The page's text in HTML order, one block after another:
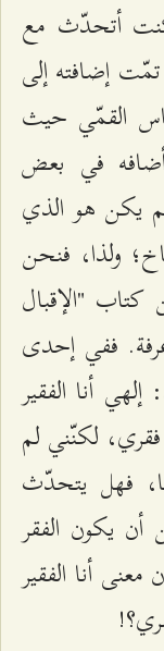
كنت أتحدّث مع
إضافته إلى
القمّي حيث
في بعض
يكن هو الذي
ولذا، فنحن
"الإقبال
ففي إحدى
أنا الفقير
لكنّني لم
فهل يتحدّث
أن يكون الفقر
أنا الفقير